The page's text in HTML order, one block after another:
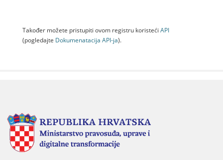
Također možete pristupiti ovom registru koristeći API
(pogledajte Dokumenаtаcijа API-jа).